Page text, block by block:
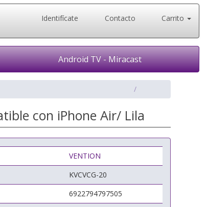
Identifícate Contacto Carrito
Android TV - Miracast
con iPhone Air/ Lila
VENTION
KVCVCG-20
6922794797505